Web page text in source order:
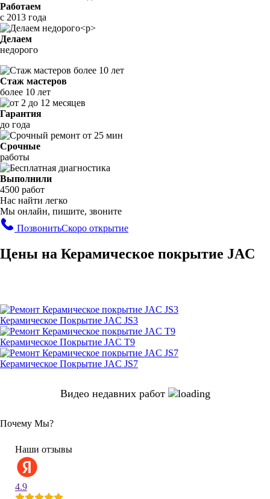
Работаем
с 2013 года
Делаем
недорого
Стаж мастеров
более 10 лет
Гарантия
до года
Срочные
работы
Выполнили
4500 работ
Нас найти легко
Мы онлайн, пишите, звоните
ПозвонитьСкоро открытие
Цены на Керамическое покрытие JAC
Керамическое Покрытие JAC JS3
Керамическое Покрытие JAC T9
Керамическое Покрытие JAC JS7
Видео недавних работ
Почему Мы?
Наши отзывы
4.9